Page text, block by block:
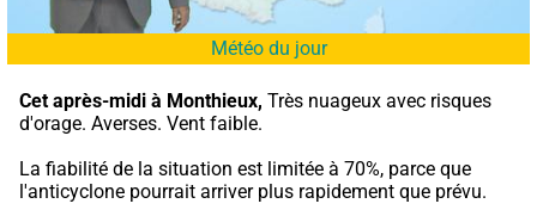
Météo du jour
Cet après-midi à Monthieux, Très nuageux avec risques
d'orage. Averses. Vent faible.
La fiabilité de la situation est limitée à 70%, parce que
l'anticyclone pourrait arriver plus rapidement que prévu.